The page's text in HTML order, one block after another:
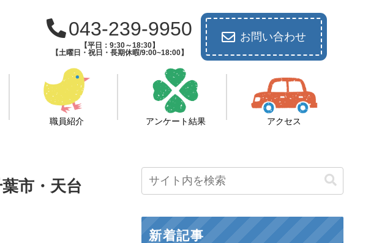
043-239-9950
【平日：9:30～18:30】
【土曜日・祝日・長期休暇/9:00~18:00】
お問い合わせ
職員紹介 アンケート結果 アクセス
市・天台
新着記事